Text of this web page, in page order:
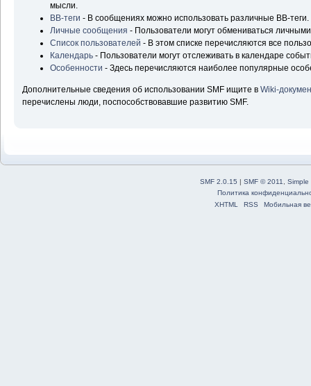
мысли.
BB-теги - В сообщениях можно использовать различные BB-теги.
Личные сообщения - Пользователи могут обмениваться
Список пользователей - В этом списке перечисляются все
Календарь - Пользователи могут отслеживать в календаре
Особенности - Здесь перечисляются наиболее популярные
Дополнительные сведения об использовании SMF ищите вWiki-
перечислены люди, поспособствовавшие развитию SMF.
SMF 2.0.15 | SMF © 2011, Simple
Политика
XHTML
RSS Мобильная